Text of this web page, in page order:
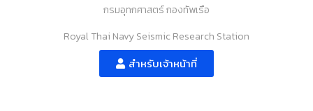
กรมอุทกศาสตร์ กองทัพเรือ
Royal Thai Navy Seismic Research Station
สำหรับเจ้าหน้าที่